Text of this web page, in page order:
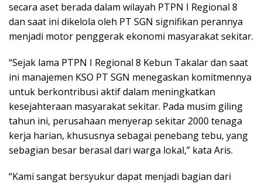
secara aset berada dalam wilayah PTPN I Regional 8
dan saat ini dikelola oleh PT SGN signifikan perannya
menjadi motor penggerak ekonomi masyarakat sekitar.
“Sejak lama PTPN I Regional 8 Kebun Takalar dan saat
ini manajemen KSO PT SGN menegaskan komitmennya
untuk berkontribusi aktif dalam meningkatkan
kesejahteraan masyarakat sekitar. Pada musim giling
tahun ini, perusahaan menyerap sekitar 2000 tenaga
kerja harian, khususnya sebagai penebang tebu, yang
sebagian besar berasal dari warga lokal,” kata Aris.
“Kami sangat bersyukur dapat menjadi bagian dari